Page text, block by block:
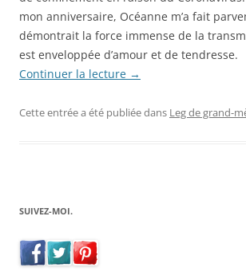
mon anniversaire, Océanne m’a fait
démontrait la force immense de la
est enveloppée d’amour et de tendresse.
Continuer la lecture →
Cette entrée a été publiée dans Leg de grand-
SUIVEZ-MOI.